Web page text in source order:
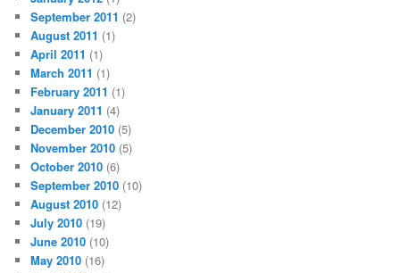
September 2011 (2)
August 2011 (1)
April 2011 (1)
March 2011 (1)
February 2011 (1)
January 2011 (4)
December 2010 (5)
November 2010 (5)
October 2010 (6)
September 2010 (10)
August 2010 (12)
July 2010 (19)
June 2010 (10)
May 2010 (16)